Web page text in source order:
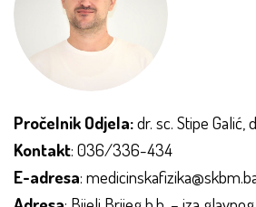
Pročelnik Odjela:dr. sc. Stipe Galić,
Kontakt: 036/336-434
E-adresa: